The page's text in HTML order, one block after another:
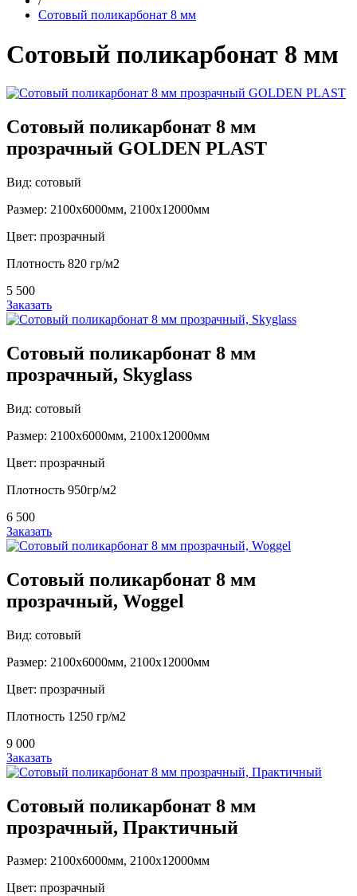
Сотовый поликарбонат 8 мм
Сотовый поликарбонат 8 мм
Сотовый поликарбонат 8 мм
прозрачный GOLDEN PLAST
Вид: сотовый
Размер: 2100х6000мм, 2100х12000мм
Цвет: прозрачный
Плотность 820 гр/м2
5 500
Заказать
Сотовый поликарбонат 8 мм
прозрачный, Skyglass
Вид: сотовый
Размер: 2100х6000мм, 2100х12000мм
Цвет: прозрачный
Плотность 950гр/м2
6 500
Заказать
Сотовый поликарбонат 8 мм
прозрачный, Woggel
Вид: сотовый
Размер: 2100х6000мм, 2100х12000мм
Цвет: прозрачный
Плотность 1250 гр/м2
9 000
Заказать
Сотовый поликарбонат 8 мм
прозрачный, Практичный
Размер: 2100х6000мм, 2100х12000мм
Цвет: прозрачный